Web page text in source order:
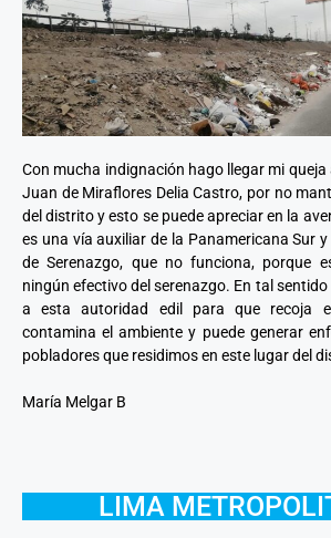
Con mucha indignación hago llegar mi queja
Juan de Miraflores Delia Castro, por no
del distrito y esto se puede apreciar en la
es una vía auxiliar de la Panamericana Sur
de Serenazgo, que no funciona, porque
ningún efectivo del serenazgo. En tal
a esta autoridad edil para que recoja
contamina el ambiente y puede generar
pobladores que residimos en este lugar del
María Melgar B
LIMA